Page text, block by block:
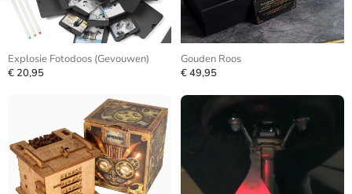
Explosie Fotodoos (Gevouwen)
€ 20,95
Gouden Roos
€ 49,95